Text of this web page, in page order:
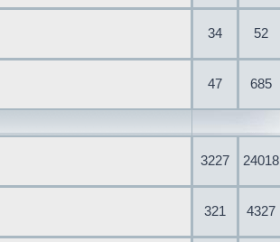
34 52
47 685
3227 24018
321 4327